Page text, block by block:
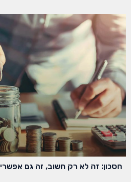
חסכון: זה לא רק חשוב, זה גם אפשרי